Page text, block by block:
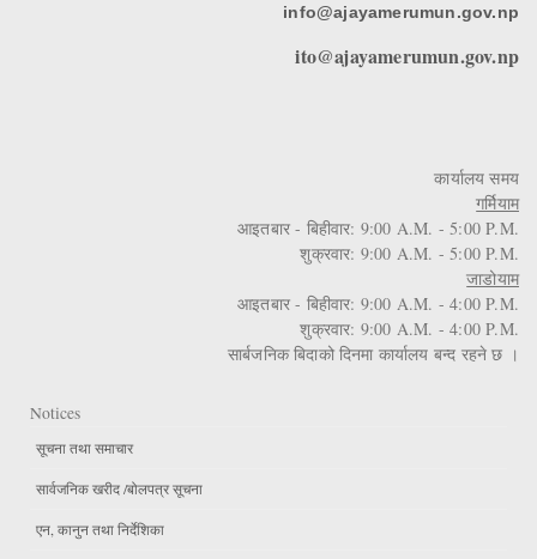
info@ajayamerumun.gov.np
ito@ajayamerumun.gov.np
कार्यालय समय
गर्मियाम
आइतबार - बिहीवार: 9:00 A.M. - 5:00 P.M.
शुक्रवार: 9:00 A.M. - 5:00 P.M.
जाडोयाम
आइतबार - बिहीवार: 9:00 A.M. - 4:00 P.M.
शुक्रवार: 9:00 A.M. - 4:00 P.M.
सार्बजनिक बिदाको दिनमा कार्यालय बन्द रहने छ ।
Notices
सूचना तथा समाचार
सार्वजनिक खरीद /बोलपत्र सूचना
एन, कानुन तथा निर्देशिका